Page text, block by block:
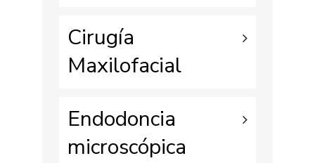
Cirugía
Maxilofacial
Endodoncia
microscópica